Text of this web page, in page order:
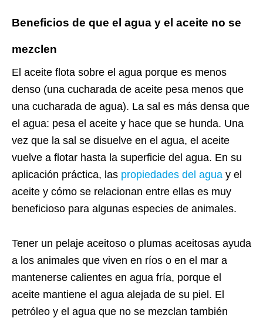
Beneficios de que el agua y el aceite no se
mezclen
El aceite flota sobre el agua porque es menos
denso (una cucharada de aceite pesa menos que
una cucharada de agua). La sal es más densa que
el agua: pesa el aceite y hace que se hunda. Una
vez que la sal se disuelve en el agua, el aceite
vuelve a flotar hasta la superficie del agua. En su
aplicación práctica, las propiedades del agua y el
aceite y cómo se relacionan entre ellas es muy
beneficioso para algunas especies de animales.
Tener un pelaje aceitoso o plumas aceitosas ayuda
a los animales que viven en ríos o en el mar a
mantenerse calientes en agua fría, porque el
aceite mantiene el agua alejada de su piel. El
petróleo y el agua que no se mezclan también